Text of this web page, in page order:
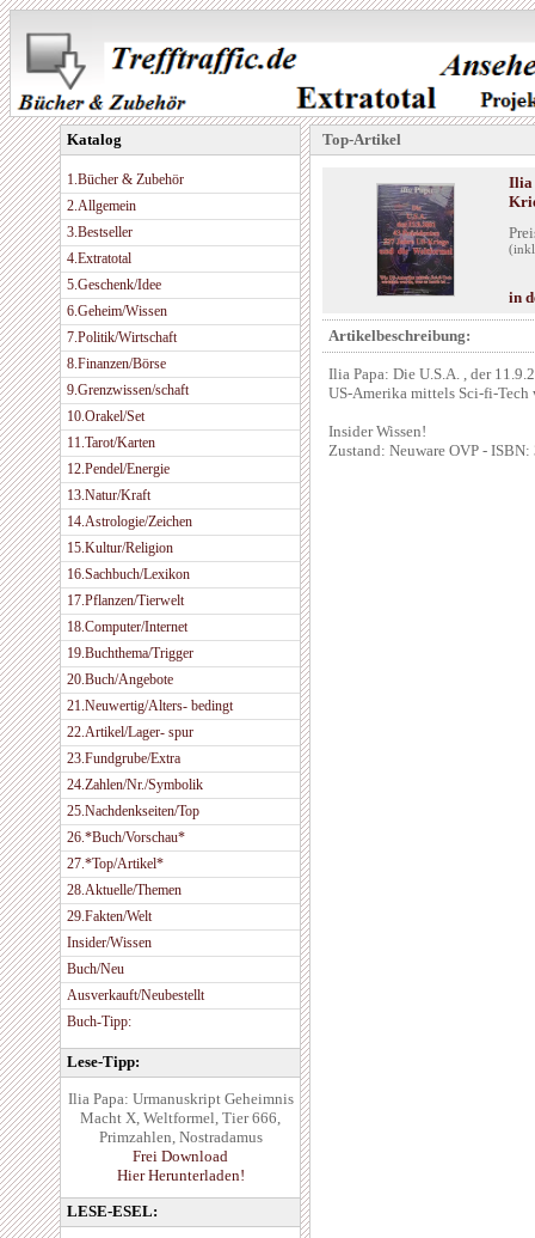
Katalog
1.Bücher & Zubehör
2.Allgemein
3.Bestseller
4.Extratotal
5.Geschenk/Idee
6.Geheim/Wissen
7.Politik/Wirtschaft
8.Finanzen/Börse
9.Grenzwissen/schaft
10.Orakel/Set
11.Tarot/Karten
12.Pendel/Energie
13.Natur/Kraft
14.Astrologie/Zeichen
15.Kultur/Religion
16.Sachbuch/Lexikon
17.Pflanzen/Tierwelt
18.Computer/Internet
19.Buchthema/Trigger
20.Buch/Angebote
21.Neuwertig/Alters- bedingt
22.Artikel/Lager- spur
23.Fundgrube/Extra
24.Zahlen/Nr./Symbolik
25.Nachdenkseiten/Top
26.*Buch/Vorschau*
27.*Top/Artikel*
28.Aktuelle/Themen
29.Fakten/Welt
Insider/Wissen
Buch/Neu
Ausverkauft/Neubestellt
Buch-Tipp:
Lese-Tipp:
Ilia Papa: Urmanuskript Geheimnis
Macht X, Weltformel, Tier 666,
Primzahlen, Nostradamus
Frei Download
Hier Herunterladen!
LESE-ESEL:
Top-Artikel
Ilia
in
Artikelbeschreibung:
Ilia Papa: Die U.S.A. , der
US-Amerika mittels Sci-fi-Tech
Insider Wissen!
Zustand: Neuware OVP -